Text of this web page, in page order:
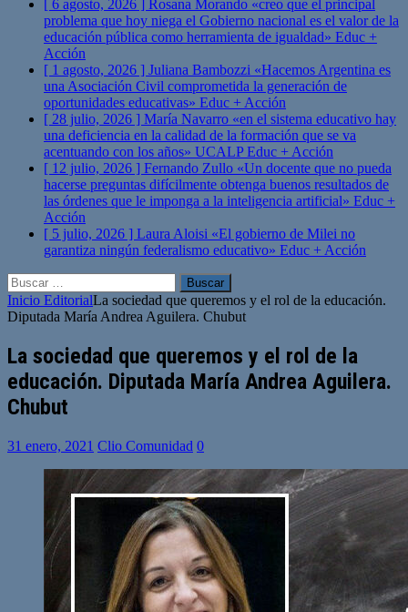
[ 6 agosto, 2026 ] Rosana Morando «creo que el principal
problema que hoy niega el Gobierno nacional es el valor de la
educación pública como herramienta de igualdad» Educ +
Acción
[ 1 agosto, 2026 ] Juliana Bambozzi «Hacemos Argentina es
una Asociación Civil comprometida la generación de
oportunidades educativas» Educ + Acción
[ 28 julio, 2026 ] María Navarro «en el sistema educativo hay
una deficiencia en la calidad de la formación que se va
acentuando con los años» UCALPEduc + Acción
[ 12 julio, 2026 ] Fernando Zullo «Un docente que no pueda
hacerse preguntas difícilmente obtenga buenos resultados de
las órdenes que le imponga a la inteligencia artificial» Educ +
Acción
[ 5 julio, 2026 ] Laura Aloisi «El gobierno de Milei no
garantiza ningún federalismo educativo» Educ + Acción
Buscar:
Inicio EditorialLa sociedad que queremos y el rol de la educación.
Diputada María Andrea Aguilera. Chubut
La sociedad que queremos y el rol de la
educación. Diputada María Andrea Aguilera.
Chubut
31 enero, 2021 Clio Comunidad 0